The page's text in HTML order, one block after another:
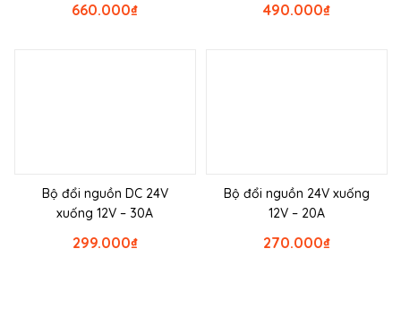
₫
660.000 ₫
490.000
Bộ đổi nguồn DC 24V
xuống 12V – 30A
₫
299.000
Bộ đổi nguồn 24V xuống
12V – 20A
₫
270.000